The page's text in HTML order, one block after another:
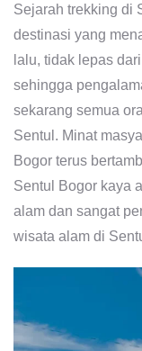
Sejarah trekking di
destinasi yang
lalu, tidak lepas
sehingga
sekarang semua
Sentul. Minat
Bogor terus
Sentul Bogor kaya
alam dan sangat
wisata alam di